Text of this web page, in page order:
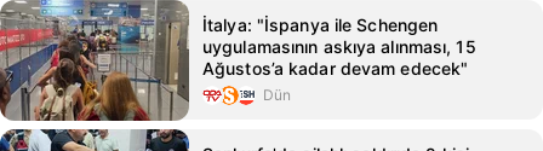
İtalya: "İspanya ile Schengen
uygulamasının askıya alınması, 15
Ağustos’a kadar devam edecek"
Dün